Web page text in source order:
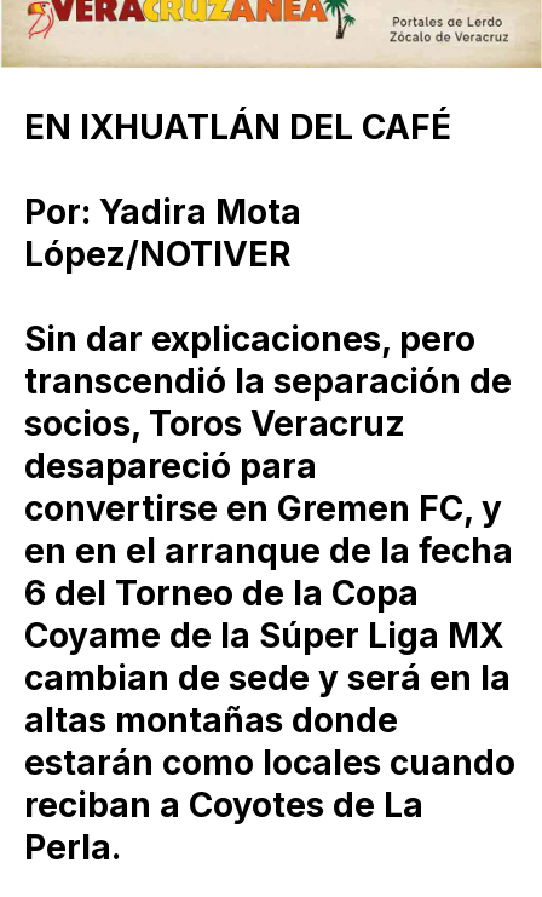
EN IXHUATLÁN DEL CAFÉ
Por: Yadira Mota
López/NOTIVER
Sin dar explicaciones, pero
transcendió la separación de
socios, Toros Veracruz
desapareció para
convertirse en Gremen FC, y
en en el arranque de la fecha
6 del Torneo de la Copa
Coyame de la Súper Liga MX
cambian de sede y será en la
altas montañas donde
estarán como locales cuando
reciban a Coyotes de La
Perla.